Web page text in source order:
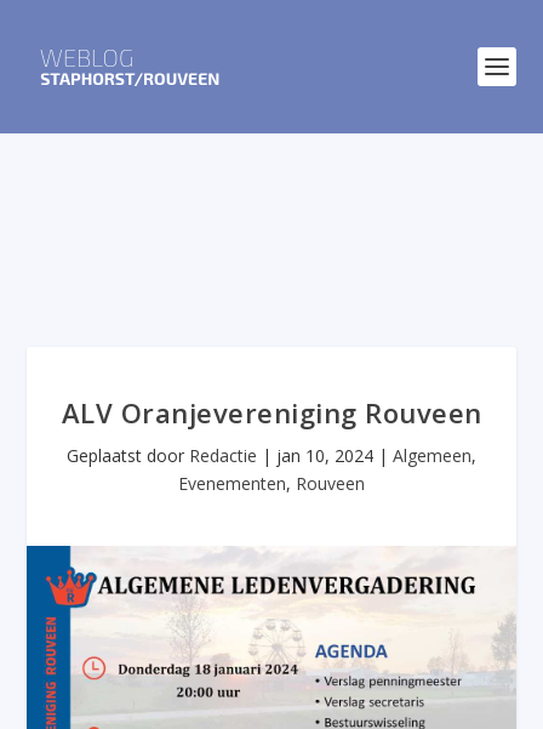
ALV Oranjevereniging Rouveen
Geplaatst door Redactie | jan 10, 2024 | Algemeen,
Evenementen, Rouveen